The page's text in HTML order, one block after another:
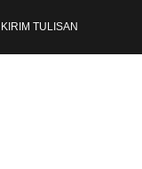
KIRIM TULISAN